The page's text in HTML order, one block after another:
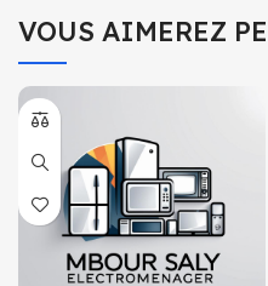
VOUS AIMEREZ